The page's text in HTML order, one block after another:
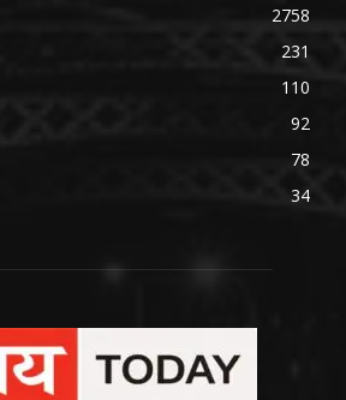
2758
231
110
92
78
34